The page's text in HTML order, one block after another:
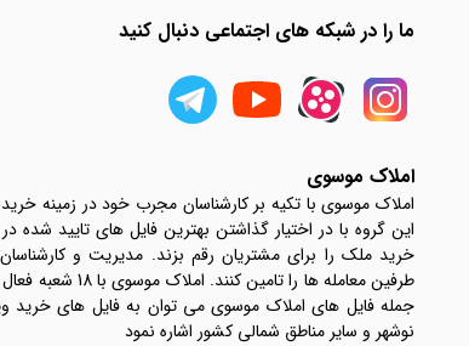
ما را در شبکه های اجتماعی دنبال کنید
املاک موسوی
املاک موسوی با تکیه بر کارشناسان مجرب خود در زمینه
این گروه با در اختیار گذاشتن بهترین فایل های تایید شده
خرید ملک را برای مشتریان رقم بزند. مدیریت و
طرفین معامله ها
جمله فایل های املاک موسوی می توان به فایل های خرید
نوشهر و سایر مناطق شمالی کشور اشاره نمود